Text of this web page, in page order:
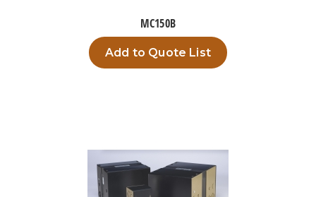
MC150B
Add to Quote List